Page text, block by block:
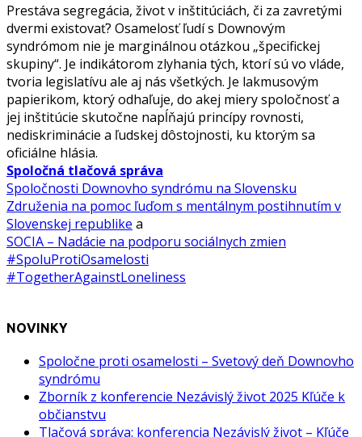
Prestáva segregácia, život v inštitúciách, či za zavretými
dvermi existovať? Osamelosť ľudí s Downovým
syndrómom nie je marginálnou otázkou „špecifickej
skupiny“. Je indikátorom zlyhania tých, ktorí sú vo vláde,
tvoria legislatívu ale aj nás všetkých. Je lakmusovým
papierikom, ktorý odhaľuje, do akej miery spoločnosť a
jej inštitúcie skutočne napĺňajú princípy rovnosti,
nediskriminácie a ľudskej dôstojnosti, ku ktorým sa
oficiálne hlásia.
Spoločná tlačová správa
Spoločnosti Downovho syndrómu na Slovensku
Združenia na pomoc ľuďom s mentálnym postihnutím v
Slovenskej republike a
SOCIA – Nadácie na podporu sociálnych zmien
#SpoluProtiOsamelosti
#TogetherAgainstLoneliness
NOVINKY
Spoločne proti osamelosti – Svetový deň Downovho
syndrómu
Zborník z konferencie Nezávislý život 2025 Kľúče k
občianstvu
Tlačová správa: konferencia Nezávislý život – Kľúče